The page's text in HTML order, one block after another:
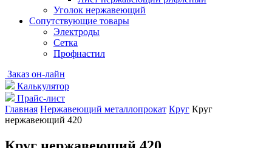
Уголок нержавеющий
Cопутствующие товары
Электроды
Сетка
Профнастил
Заказ он-лайн
Калькулятор
Прайс-лист
Главная Нержавеющий металлопрокат Круг Круг
нержавеющий 420